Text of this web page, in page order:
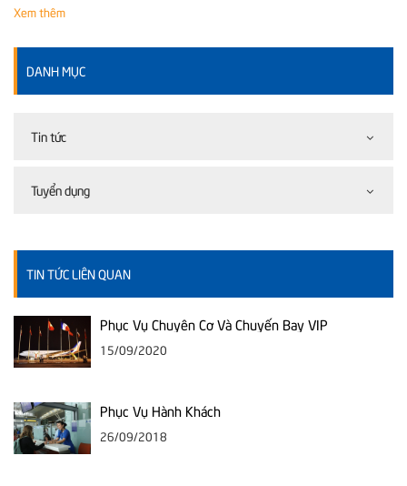
Xem thêm
DANH MỤC
Tin tức
Tuyển dụng
TIN TỨC LIÊN QUAN
Phục Vụ Chuyên Cơ Và Chuyến Bay VIP
15/09/2020
Phục Vụ Hành Khách
26/09/2018